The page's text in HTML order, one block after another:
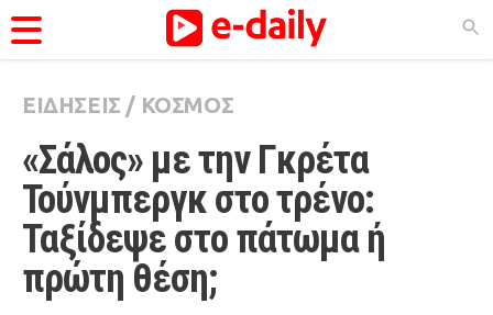
ΚΑΤΗΓΟΡΊΕΣ
Ειδήσεις
Θέματα
Videos
Podcasts
ΕΙΔΗΣΕΙΣ / ΚΟΣΜΟΣ
«Σάλος» με την Γκρέτα
Τούνμπεργκ στο τρένο:
Ταξίδεψε στο πάτωμα ή
πρώτη θέση;